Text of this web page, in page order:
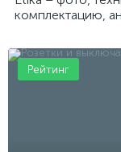
комплектацию,
Рейтинг